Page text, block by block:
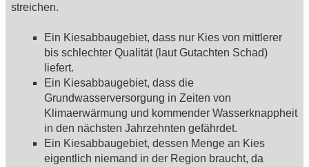
streichen.
Ein Kiesabbaugebiet, dass nur Kies von mittlerer
bis schlechter Qualität (laut Gutachten Schad)
liefert.
Ein Kiesabbaugebiet, dass die
Grundwasserversorgung in Zeiten von
Klimaerwärmung und kommender Wasserknappheit
in den nächsten Jahrzehnten gefährdet.
Ein Kiesabbaugebiet, dessen Menge an Kies
eigentlich niemand in der Region braucht, da